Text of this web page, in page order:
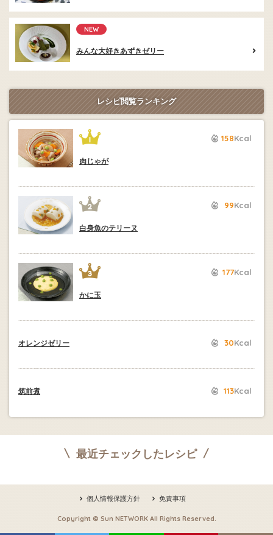
NEW
みんな大好きあずきゼリー
レシピ閲覧ランキング
肉じゃが
158Kcal
白身魚のテリーヌ
99Kcal
かに玉
177Kcal
オレンジゼリー 30Kcal
筑前煮 113Kcal
最近チェックしたレシピ
個人情報保護方針 免責事項
Copyright © Sun NETWORK All Rights Reserved.